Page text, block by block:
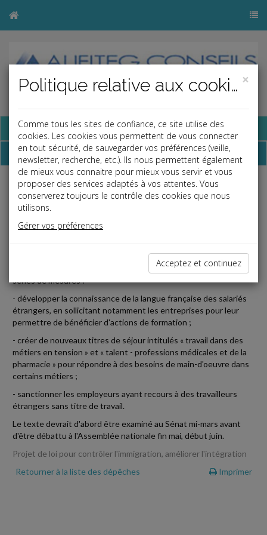
Base documentaire
Dépêches
j a
b
Social
Date: 2023-02-24
PROJET DE LOI IMMIGRATION
Le volumineux volet « travail » du projet de loi Immigration,
présenté en Conseil des ministres, comporte trois grandes
séries de mesures :
- développer la connaissance de la langue française des salariés
étrangers, en sollicitant notamment les entreprises pour leur
permettre de bénéficier d'actions de formation ;
- créer de nouveaux titres de séjour intitulés « travail dans des
métiers en tension » et « talent - professions médicales et de la
pharmacie » pour répondre à des besoins de main-d'oeuvre dans
certains métiers ;
- sanctionner les employeurs ayant recours à des travailleurs
étrangers sans titre de travail.
Le texte devrait d'abord être examiné au Sénat mi-mars avant
d'être débattu à l'Assemblée nationale fin mai, début juin.
Projet de loi pour contrôler l'immigration, améliorer l'intégration
Retourner à la liste des dépêches
Imprimer
×
Politique relative aux cookies
Comme tous les sites de confiance, ce site utilise des
cookies. Les cookies vous permettent de vous connecter
en tout sécurité, de sauvegarder vos préférences (veille,
newsletter, recherche, etc.). Ils nous permettent également
de mieux vous connaitre pour mieux vous servir et vous
proposer des services adaptés à vos attentes. Vous
conserverez toujours le contrôle des cookies que nous
utilisons.
Gérer vos préférences
Acceptez et continuez